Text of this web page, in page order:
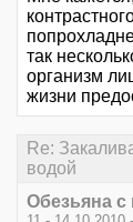
так
организм
жизни
Re:
водой
Обезьяна с